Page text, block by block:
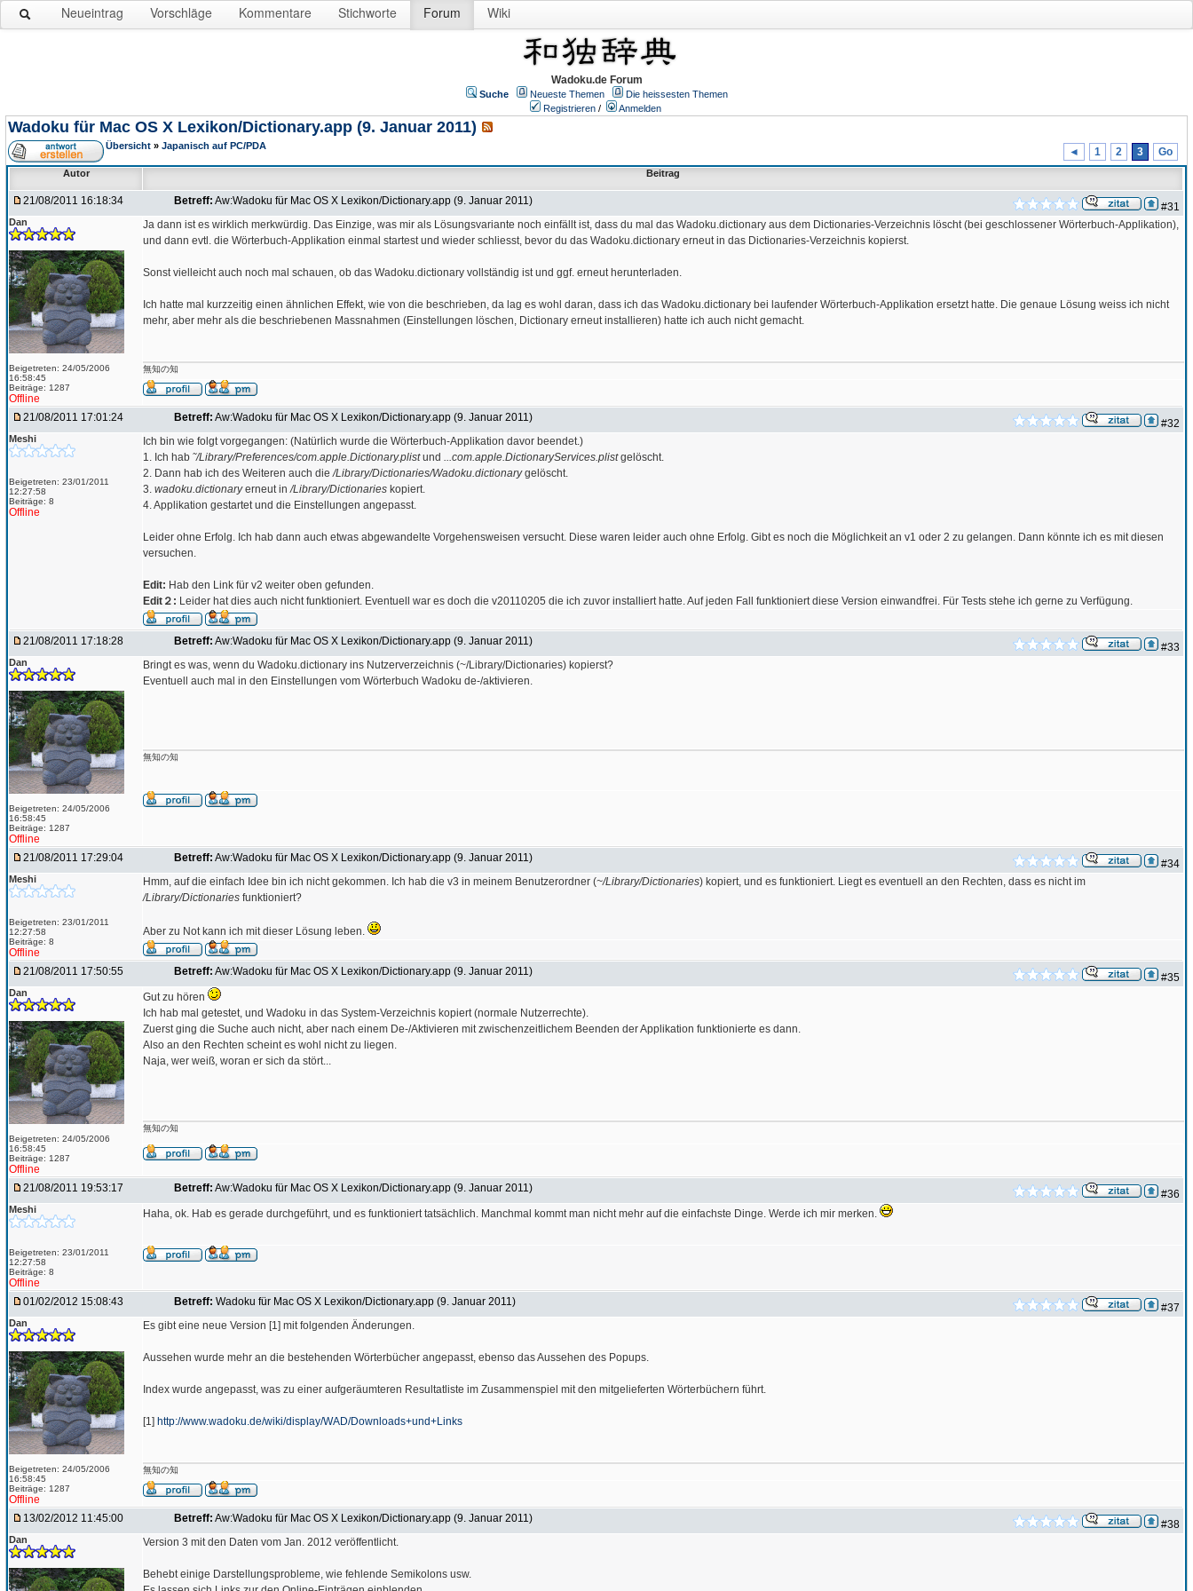
Neueintrag Vorschläge Kommentare Stichworte Forum Wiki
Wadoku.de Forum
Suche Neueste Themen
Die heissesten Themen
Registrieren / Anmelden
Wadoku für Mac OS X Lexikon/Dictionary.app (9. Januar 2011)
Übersicht » Japanisch auf PC/PDA ◄ 1 2 3 Go
Autor Beitrag
21/08/2011 16:18:34 Betreff: Aw:Wadoku für Mac OS X Lexikon/Dictionary.app (9. Januar 2011) #31
Dan
Beigetreten: 24/05/2006
16:58:45
Beiträge: 1287
Offline
Ja dann ist es wirklich merkwürdig. Das Einzige, was mir als Lösungsvariante noch einfällt ist, dass du mal das Wadoku.dictionary aus dem Dictionaries-Verzeichnis löscht (bei geschlossener Wörterbuch-Applikation),
und dann evtl. die Wörterbuch-Applikation einmal startest und wieder schliesst, bevor du das Wadoku.dictionary erneut in das Dictionaries-Verzeichnis kopierst.
Sonst vielleicht auch noch mal schauen, ob das Wadoku.dictionary vollständig ist und ggf. erneut herunterladen.
Ich hatte mal kurzzeitig einen ähnlichen Effekt, wie von die beschrieben, da lag es wohl daran, dass ich das Wadoku.dictionary bei laufender Wörterbuch-Applikation ersetzt hatte. Die genaue Lösung weiss ich nicht
mehr, aber mehr als die beschriebenen Massnahmen (Einstellungen löschen, Dictionary erneut installieren) hatte ich auch nicht gemacht.
無知の知
21/08/2011 17:01:24 Betreff: Aw:Wadoku für Mac OS X Lexikon/Dictionary.app (9. Januar 2011) #32
Meshi
Beigetreten: 23/01/2011
12:27:58
Beiträge: 8
Offline
Ich bin wie folgt vorgegangen: (Natürlich wurde die Wörterbuch-Applikation davor beendet.)
1. Ich hab ˜/Library/Preferences/com.apple.Dictionary.plistund ...com.apple.DictionaryServices.plistgelöscht.
2. Dann hab ich des Weiteren auch die/Library/Dictionaries/Wadoku.dictionarygelöscht.
3. wadoku.dictionaryerneut in/Library/Dictionaries kopiert.
4. Applikation gestartet und die Einstellungen angepasst.
Leider ohne Erfolg. Ich hab dann auch etwas abgewandelte Vorgehensweisen versucht. Diese waren leider auch ohne Erfolg. Gibt es noch die Möglichkeit an v1 oder 2 zu gelangen. Dann könnte ich es mit diesen
versuchen.
Edit: Hab den Link für v2 weiter oben gefunden.
Edit２: Leider hat dies auch nicht funktioniert. Eventuell war es doch die v20110205 die ich zuvor installiert hatte. Auf jeden Fall funktioniert diese Version einwandfrei. Für Tests stehe ich gerne zu Verfügung.
21/08/2011 17:18:28 Betreff: Aw:Wadoku für Mac OS X Lexikon/Dictionary.app (9. Januar 2011) #33
Dan
Beigetreten: 24/05/2006
16:58:45
Beiträge: 1287
Offline
Bringt es was, wenn du Wadoku.dictionary ins Nutzerverzeichnis (~/Library/Dictionaries) kopierst?
Eventuell auch mal in den Einstellungen vom Wörterbuch Wadoku de-/aktivieren.
無知の知
21/08/2011 17:29:04 Betreff: Aw:Wadoku für Mac OS X Lexikon/Dictionary.app (9. Januar 2011) #34
Meshi
Beigetreten: 23/01/2011
12:27:58
Beiträge: 8
Offline
Hmm, auf die einfach Idee bin ich nicht gekommen. Ich hab die v3 in meinem Benutzerordner (~/Library/Dictionaries) kopiert, und es funktioniert. Liegt es eventuell an den Rechten, dass es nicht im
/Library/Dictionaries funktioniert?
Aber zu Not kann ich mit dieser Lösung leben.
21/08/2011 17:50:55 Betreff: Aw:Wadoku für Mac OS X Lexikon/Dictionary.app (9. Januar 2011) #35
Dan
Beigetreten: 24/05/2006
16:58:45
Beiträge: 1287
Offline
Gut zu hören
Ich hab mal getestet, und Wadoku in das System-Verzeichnis kopiert (normale Nutzerrechte).
Zuerst ging die Suche auch nicht, aber nach einem De-/Aktivieren mit zwischenzeitlichem Beenden der Applikation funktionierte es dann.
Also an den Rechten scheint es wohl nicht zu liegen.
Naja, wer weiß, woran er sich da stört...
無知の知
21/08/2011 19:53:17 Betreff: Aw:Wadoku für Mac OS X Lexikon/Dictionary.app (9. Januar 2011) #36
Meshi
Beigetreten: 23/01/2011
12:27:58
Beiträge: 8
Offline
Haha, ok. Hab es gerade durchgeführt, und es funktioniert tatsächlich. Manchmal kommt man nicht mehr auf die einfachste Dinge. Werde ich mir merken.
01/02/2012 15:08:43 Betreff: Wadoku für Mac OS X Lexikon/Dictionary.app (9. Januar 2011) #37
Dan
Beigetreten: 24/05/2006
16:58:45
Beiträge: 1287
Offline
Es gibt eine neue Version [1] mit folgenden Änderungen.
Aussehen wurde mehr an die bestehenden Wörterbücher angepasst, ebenso das Aussehen des Popups.
Index wurde angepasst, was zu einer aufgeräumteren Resultatliste im Zusammenspiel mit den mitgelieferten Wörterbüchern führt.
[1] http://www.wadoku.de/wiki/display/WAD/Downloads+und+Links
無知の知
13/02/2012 11:45:00 Betreff: Aw:Wadoku für Mac OS X Lexikon/Dictionary.app (9. Januar 2011) #38
Dan Version 3 mit den Daten vom Jan. 2012 veröffentlicht.
Behebt einige Darstellungsprobleme, wie fehlende Semikolons usw.